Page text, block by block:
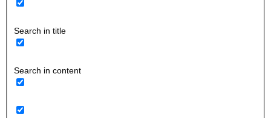
Search in title
Search in content